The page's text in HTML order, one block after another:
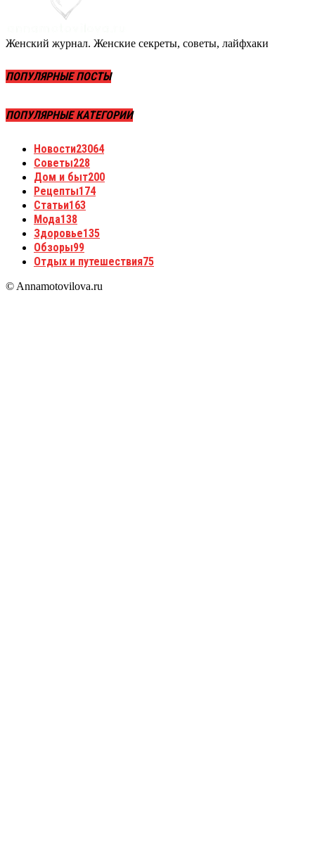
Женский журнал. Женские секреты, советы, лайфхаки
ПОПУЛЯРНЫЕ ПОСТЫ
ПОПУЛЯРНЫЕ КАТЕГОРИИ
Новости23064
Советы228
Дом и быт200
Рецепты174
Статьи163
Мода138
Здоровье135
Обзоры99
Отдых и путешествия75
© Annamotovilova.ru